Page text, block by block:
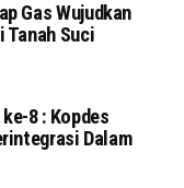
Gas Wujudkan
Tanah Suci
8 : Kopdes
Dalam